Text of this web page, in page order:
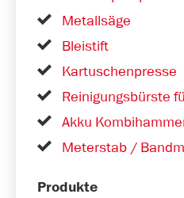
Metallsäge
Bleistift
Kartuschenpresse
Reinigungsbürste
Akku
Meterstab /
Produkte